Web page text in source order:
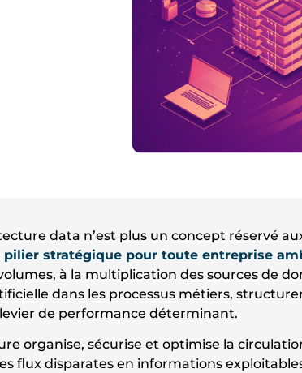
data n’est plus un concept réservé
pilier stratégique pour toute entreprise
à la multiplication des sources de
dans les processus métiers,
de performance déterminant.
organise, sécurise et optimise la
flux disparates en informations